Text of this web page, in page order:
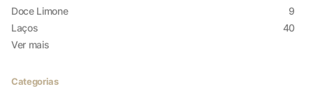
Doce Limone
9
Laços
40
Ver mais
Categorias